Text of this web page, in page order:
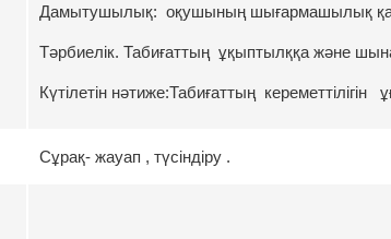
Дамытушылық: оқушының шығармашылық
Тәрбиелік. Табиғаттың ұқыптылққа және
Күтілетін нәтиже:Табиғаттың
Сұрақ- жауап , түсіндіру .